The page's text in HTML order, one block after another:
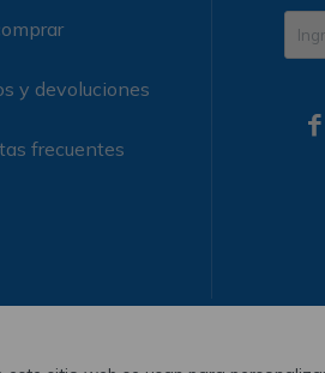
y devoluciones
frecuentes
